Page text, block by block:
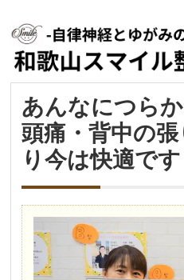
あんなにつら
頭痛・背中の
り今は快適です